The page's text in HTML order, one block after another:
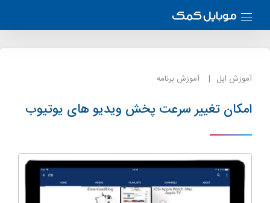
آموزش اپل آموزش برنامه
امکان تغییر سرعت پخش ویدیو های یوتیوب